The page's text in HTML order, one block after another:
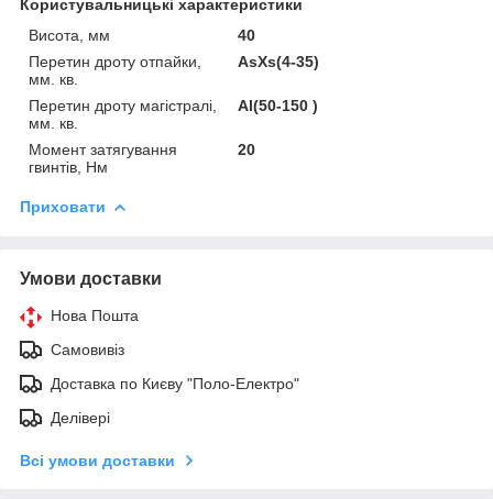
Користувальницькі характеристики
Висота, мм
40
Перетин дроту отпайки,
мм. кв.
AsXs(4-35)
Перетин дроту магістралі,
мм. кв.
Al(50-150 )
Момент затягування
гвинтів, Нм
20
Приховати
Умови доставки
Нова Пошта
Самовивіз
Доставка по Києву "Поло-Електро"
Делівері
Всі умови доставки